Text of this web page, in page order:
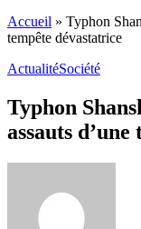
Accueil » Typhon
tempête dévastatrice
ActualitéSociété
Typhon
assauts